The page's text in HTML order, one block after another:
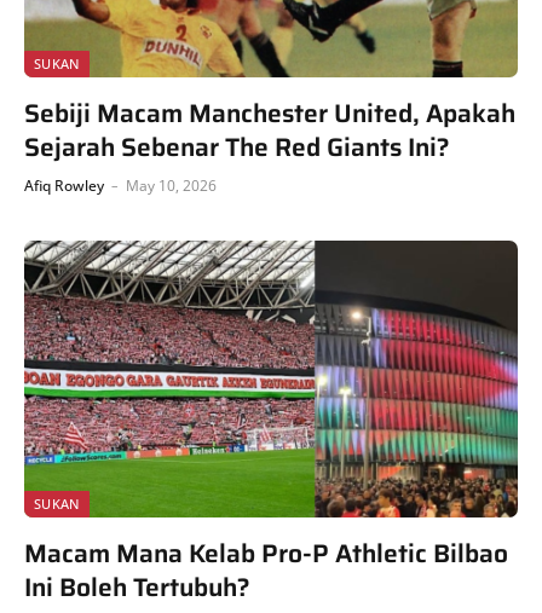
SUKAN
Sebiji Macam Manchester United, Apakah
Sejarah Sebenar The Red Giants Ini?
Afiq Rowley May 10, 2026
SUKAN
Macam Mana Kelab Pro-P Athletic Bilbao
Ini Boleh Tertubuh?